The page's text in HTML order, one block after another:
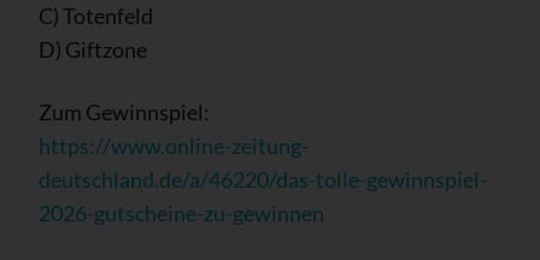
C) Totenfeld
D) Giftzone
Zum Gewinnspiel:
https://www.online-zeitung-
deutschland.de/a/46220/das-tolle-gewinnspiel-
2026-gutscheine-zu-gewinnen